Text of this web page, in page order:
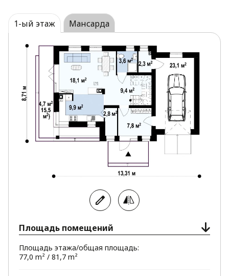
зимний период.
Расположение окон в гостиной с трех сторон
(север восток и юг) создает хорошее
естественное освещение в течение всего дня.
Размеры гаража позволяют выделить в нем
отдельное техническое помещение для
хранение инвентаря.
Небольшая ванная комната на первом этаже
удобно совмещена с прачечной и котельной.
Прямой переход из гаража в дом существенно
облегчает перенос вещей из машины.
В каждой спальне ночной зоны
предусмотрено место для вместительного
Большое мансардное окно позволило
спроектировать одну из спален более
комфортной без "скошенных" стен и с
выходом на балкон.
упрощают оборудование водопроводной
системы в доме.
1-ый этаж Мансарда
Площадь помещений
Площадь этажа/общая площадь:
77,0 m² / 81,7 m²